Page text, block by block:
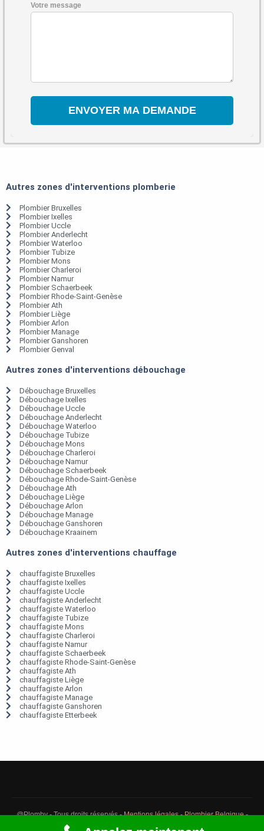
Votre message
Autres zones d'interventions plomberie
Plombier Bruxelles
Plombier Ixelles
Plombier Uccle
Plombier Anderlecht
Plombier Waterloo
Plombier Tubize
Plombier Mons
Plombier Charleroi
Plombier Namur
Plombier Schaerbeek
Plombier Rhode-Saint-Genèse
Plombier Ath
Plombier Liège
Plombier Arlon
Plombier Manage
Plombier Ganshoren
Plombier Genval
Autres zones d'interventions débouchage
Débouchage Bruxelles
Débouchage Ixelles
Débouchage Uccle
Débouchage Anderlecht
Débouchage Waterloo
Débouchage Tubize
Débouchage Mons
Débouchage Charleroi
Débouchage Namur
Débouchage Schaerbeek
Débouchage Rhode-Saint-Genèse
Débouchage Ath
Débouchage Liège
Débouchage Arlon
Débouchage Manage
Débouchage Ganshoren
Débouchage Kraainem
Autres zones d'interventions chauffage
chauffagiste Bruxelles
chauffagiste Ixelles
chauffagiste Uccle
chauffagiste Anderlecht
chauffagiste Waterloo
chauffagiste Tubize
chauffagiste Mons
chauffagiste Charleroi
chauffagiste Namur
chauffagiste Schaerbeek
chauffagiste Rhode-Saint-Genèse
chauffagiste Ath
chauffagiste Liège
chauffagiste Arlon
chauffagiste Manage
chauffagiste Ganshoren
chauffagiste Etterbeek
@Plomby - Tous droits réservés -Mentions légales-Plombier Belgique-
Débouchage Belgique